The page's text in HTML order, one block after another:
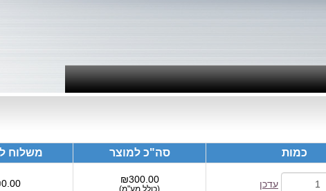
כמות סה"כ למוצר משלוח
עדכן ₪300.00
(כולל מע"מ)